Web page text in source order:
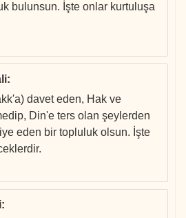
bulunsun. İşte onlar kurtuluşa
:
davet eden, Hak ve
Din'e ters olan şeylerden
eden bir topluluk olsun. İşte
: